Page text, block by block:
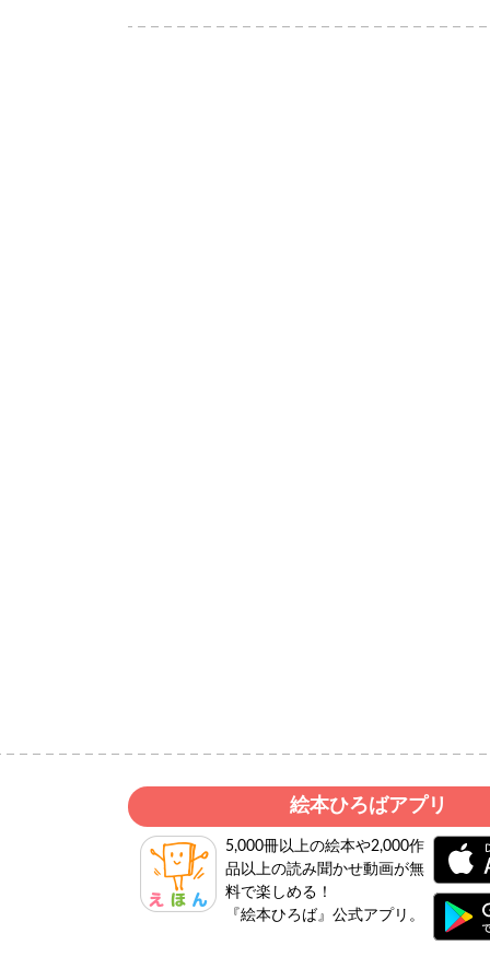
絵本ひろばアプリ
5,000冊以上の絵本や2,000作
品以上の読み聞かせ動画が無
料で楽しめる！
『絵本ひろば』公式アプリ。